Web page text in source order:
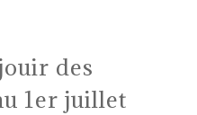
des
1er juillet